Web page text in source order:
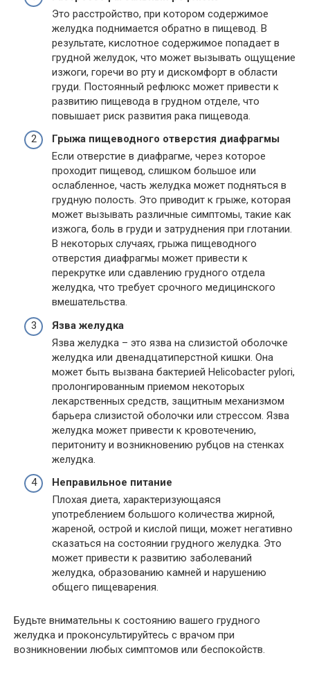
Это расстройство, при котором содержимое
желудка поднимается обратно в пищевод. В
результате, кислотное содержимое попадает в
грудной желудок, что может вызывать ощущение
изжоги, горечи во рту и дискомфорт в области
груди. Постоянный рефлюкс может привести к
развитию пищевода в грудном отделе, что
повышает риск развития рака пищевода.
Грыжа пищеводного отверстия диафрагмы
Если отверстие в диафрагме, через которое
проходит пищевод, слишком большое или
ослабленное, часть желудка может подняться в
грудную полость. Это приводит к грыже, которая
может вызывать различные симптомы, такие как
изжога, боль в груди и затруднения при глотании.
В некоторых случаях, грыжа пищеводного
отверстия диафрагмы может привести к
перекрутке или сдавлению грудного отдела
желудка, что требует срочного медицинского
вмешательства.
Язва желудка
Язва желудка – это язва на слизистой оболочке
желудка или двенадцатиперстной кишки. Она
может быть вызвана бактерией Helicobacter pylori,
пролонгированным приемом некоторых
лекарственных средств, защитным механизмом
барьера слизистой оболочки или стрессом. Язва
желудка может привести к кровотечению,
перитониту и возникновению рубцов на стенках
желудка.
Неправильное питание
Плохая диета, характеризующаяся
употреблением большого количества жирной,
жареной, острой и кислой пищи, может негативно
сказаться на состоянии грудного желудка. Это
может привести к развитию заболеваний
желудка, образованию камней и нарушению
общего пищеварения.
Будьте внимательны к состоянию вашего грудного
желудка и проконсультируйтесь с врачом при
возникновении любых симптомов или беспокойств.